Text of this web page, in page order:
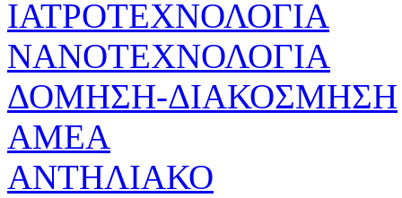
ΙΑΤΡΟΤΕΧΝΟΛΟΓΙΑ
ΝΑΝΟΤΕΧΝΟΛΟΓΙΑ
ΔΟΜΗΣΗ-ΔΙΑΚΟΣΜΗΣΗ
ΑΜΕΑ
ΑΝΤΗΛΙΑΚΟ